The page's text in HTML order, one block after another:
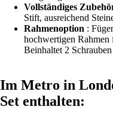
Vollständiges
Stift, ausreichend
Rahmenoption :
hochwertigen Rahmen
Beinhaltet 2
Im Metro in
Set enthalten: